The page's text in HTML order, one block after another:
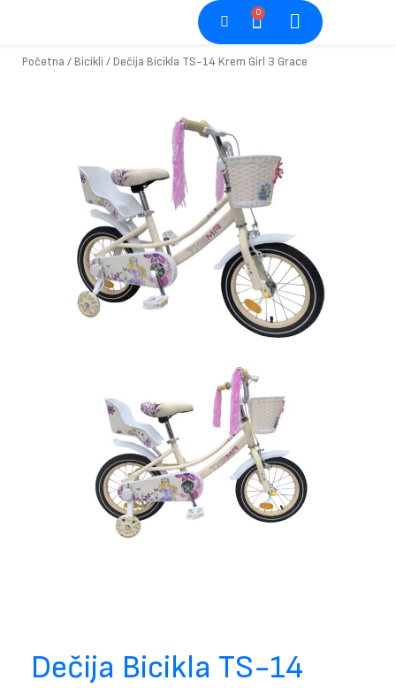
0
Cart
Početna / Bicikli / Dečija Bicikla TS-14 Krem Girl 3 Grace
Dečija Bicikla TS-14